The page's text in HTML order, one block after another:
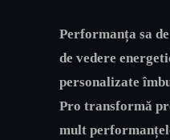
Performanța sa
de vedere
personalizate
Pro transformă
mult